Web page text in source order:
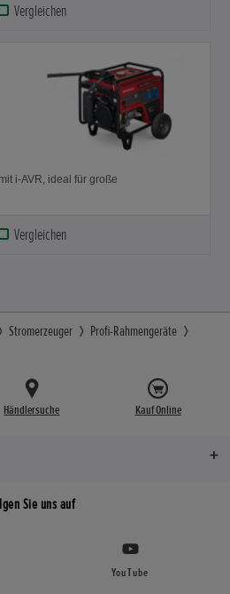
Vergleichen
i-AVR, ideal für große
Vergleichen
Stromerzeuger
Profi-Rahmengeräte
Händlersuche Kauf Online
Sie uns auf
YouTube